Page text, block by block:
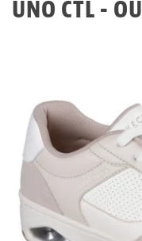
UNO CTL -